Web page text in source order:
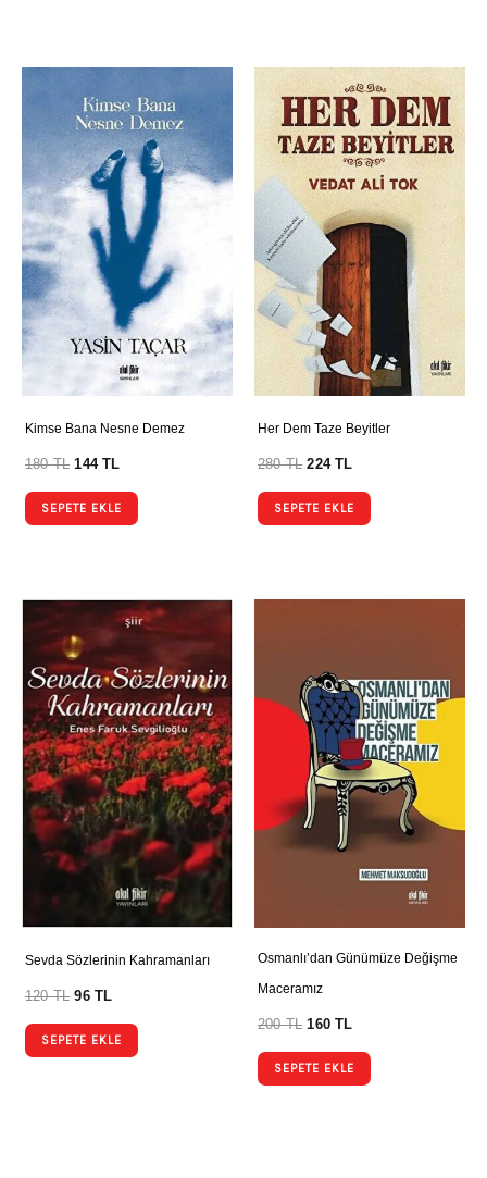
Kimse Bana Nesne Demez
180TL 144TL
SEPETE EKLE
Her Dem Taze Beyitler
280TL 224TL
SEPETE EKLE
Sevda Sözlerinin Kahramanları
120TL 96TL
SEPETE EKLE
Osmanlı’dan Günümüze Değişme
Maceramız
200TL 160TL
SEPETE EKLE